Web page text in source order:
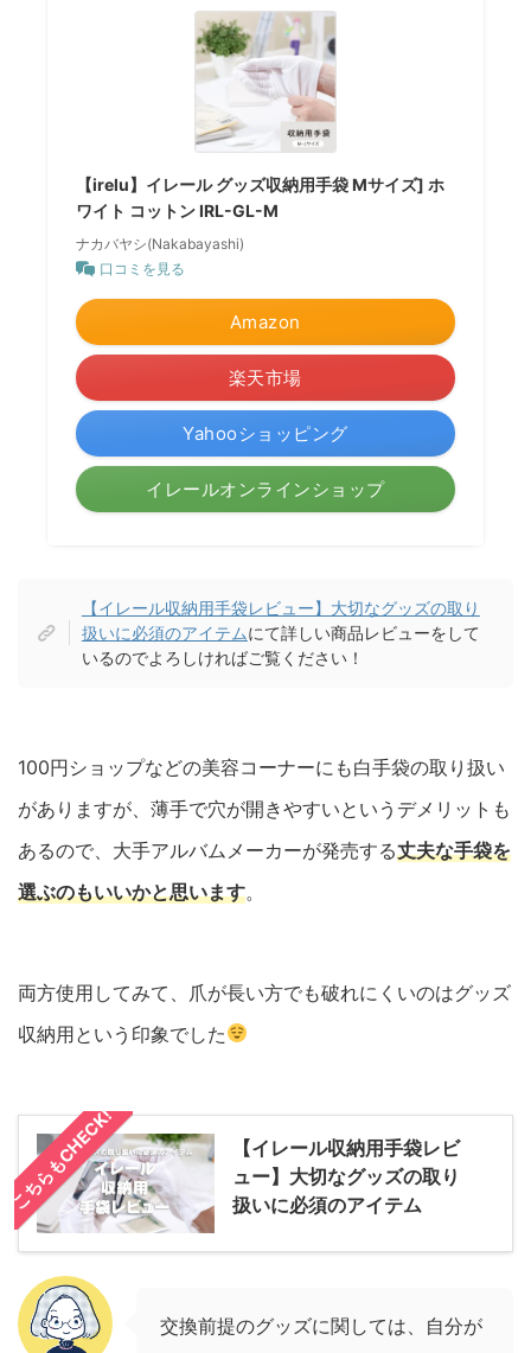
【irelu】イレール グッズ収納用手袋 Mサイズ] ホ
ワイト コットン IRL-GL-M
ナカバヤシ(Nakabayashi)
口コミを見る
Amazon
楽天市場
Yahooショッピング
イレールオンラインショップ
【イレール収納用手袋レビュー】大切なグッズの取り
扱いに必須のアイテムにて詳しい商品レビューをして
いるのでよろしければご覧ください！
100円ショップなどの美容コーナーにも白手袋の取り扱い
がありますが、薄手で穴が開きやすいというデメリットも
あるので、大手アルバムメーカーが発売する丈夫な手袋を
選ぶのもいいかと思います。
両方使用してみて、爪が長い方でも破れにくいのはグッズ
収納用という印象でした
こちらもCHECK!
【イレール収納用手袋レビ
ュー】大切なグッズの取り
扱いに必須のアイテム
交換前提のグッズに関しては、自分が